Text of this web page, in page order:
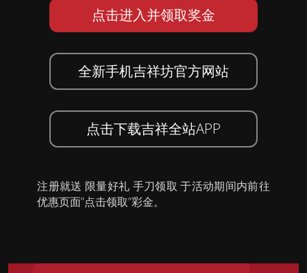
点击进入并领取奖金
全新手机吉祥坊官方网站
点击下载吉祥全站APP
注册就送 限量好礼 手刀领取 于活动期间内前往
优惠页面”点击领取”彩金。